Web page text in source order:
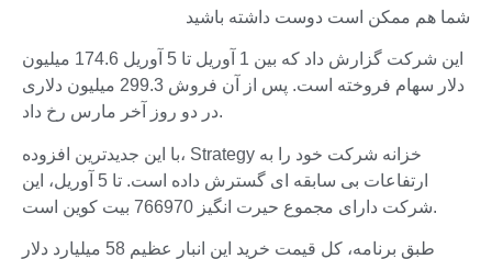
شما هم ممکن است دوست داشته باشید
این شرکت گزارش داد که بین 1 آوریل تا 5 آوریل 174.6 میلیون
دلار سهام فروخته است. پس از آن فروش 299.3 میلیون دلاری
در دو روز آخر مارس رخ داد.
با این جدیدترین افزوده، Strategy خزانه شرکت خود را به
ارتفاعات بی سابقه ای گسترش داده است. تا 5 آوریل، این
شرکت دارای مجموع حیرت انگیز 766970 بیت کوین است.
طبق برنامه، کل قیمت خرید این انبار عظیم 58 میلیارد دلار